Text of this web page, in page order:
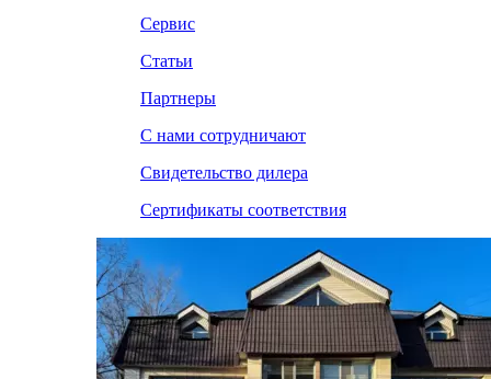
Сервис
Статьи
Партнеры
С нами сотрудничают
Свидетельство дилера
Сертификаты соответствия